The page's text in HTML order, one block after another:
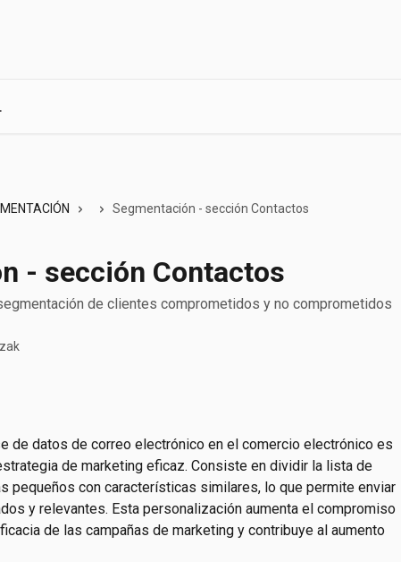
Segmentación - sección Contactos
- sección Contactos
de clientes comprometidos y no comprometidos
de datos de correo electrónico en el comercio electrónico es
de marketing eficaz. Consiste en dividir la lista de
pequeños con características similares, lo que permite enviar
y relevantes. Esta personalización aumenta el compromiso
de las campañas de marketing y contribuye al aumento